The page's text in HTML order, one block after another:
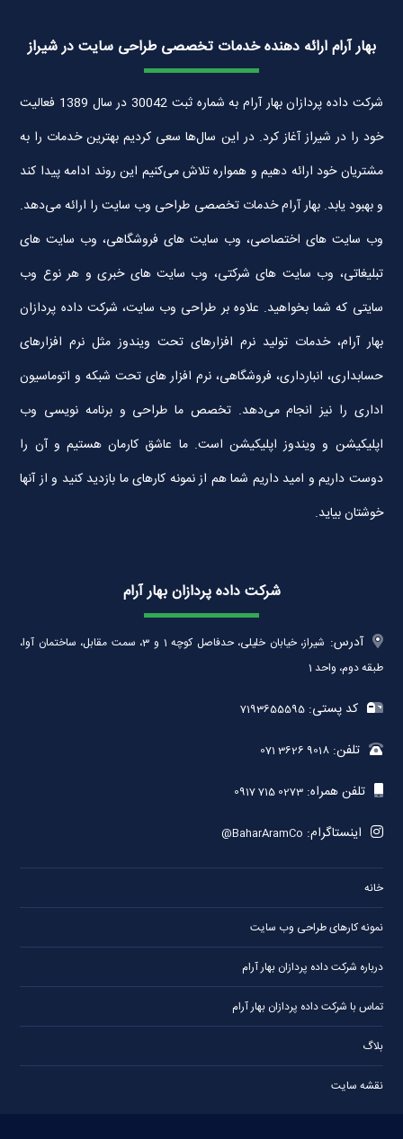
بهار آرام ارائه دهنده خدمات تخصصی طراحی سایت در شیراز
شرکت داده پردازان بهار آرام به شماره ثبت 30042 در سال 1389 فعالیت
خود را در شیراز آغاز کرد. در این سال‌ها سعی کردیم بهترین خدمات را به
مشتریان خود ارائه دهیم و همواره تلاش می‌کنیم این روند ادامه پیدا کند
و بهبود یابد. بهار آرام خدمات تخصصی طراحی وب سایت را ارائه می‌دهد.
وب سایت های اختصاصی، وب سایت های فروشگاهی، وب سایت های
تبلیغاتی، وب سایت های شرکتی، وب سایت های خبری و هر نوع وب
سایتی که شما بخواهید. علاوه بر طراحی وب سایت، شرکت داده پردازان
بهار آرام، خدمات تولید نرم افزارهای تحت ویندوز مثل نرم افزارهای
حسابداری، انبارداری، فروشگاهی، نرم افزار های تحت شبکه و اتوماسیون
اداری را نیز انجام می‌دهد. تخصص ما طراحی و برنامه نویسی وب
اپلیکیشن و ویندوز اپلیکیشن است. ما عاشق کارمان هستیم و آن را
دوست داریم و امید داریم شما هم از نمونه کارهای ما بازدید کنید و از آنها
خوشتان بیاید.
شرکت داده پردازان بهار آرام
آدرس:
شیراز، خیابان خلیلی، حدفاصل کوچه 1 و 3، سمت مقابل، ساختمان آوا،
طبقه دوم، واحد 1
کد پستی:7193655595
تلفن:071 3626 9018
تلفن همراه:0917 715 0273
اینستاگرام: @BaharAramCo
خانه
نمونه کارهای طراحی وب سایت
درباره شرکت داده پردازان بهار آرام
تماس با شرکت داده پردازان بهار آرام
بلاگ
نقشه سایت